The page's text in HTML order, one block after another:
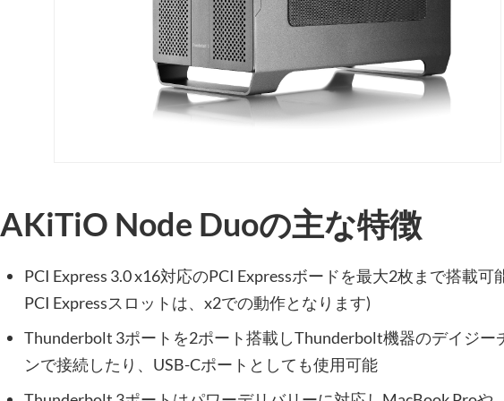
AKiTiO Node Duoの主な特徴
PCI Express 3.0 x16対応のPCI Expressボードを最大2枚まで搭載可
PCI Expressスロットは、x2での動作となります)
Thunderbolt 3ポートを2ポート搭載しThunderbolt機器のデイジー
ンで接続したり、USB-Cポートとしても使用可能